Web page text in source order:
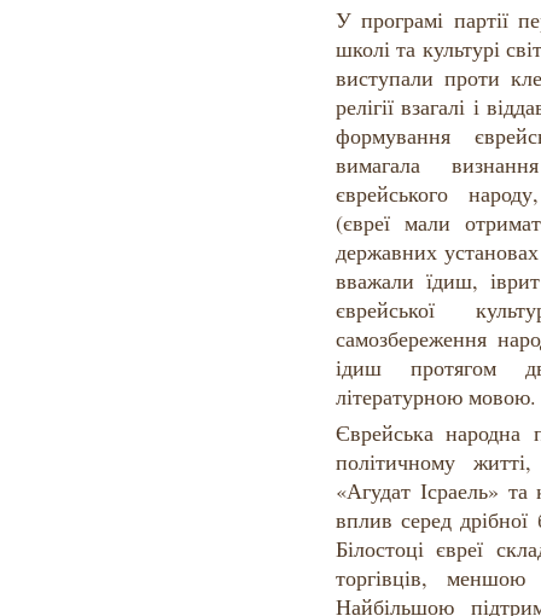
У програмі партії
школі та культурі
виступали проти
релігії взагалі і
формування
вимагала
єврейського
(євреї мали
державних
вважали їдиш,
єврейської
самозбереження
ідиш протягом
літературною мовою.
Єврейська
політичному
«Агудат Ісраель»
вплив серед дрібної
Білостоці євреї
торгівців,
Найбільшою